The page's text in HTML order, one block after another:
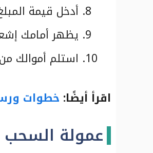
أدخل قيمة
يظهر أمامك
استلم أموالك
اقرأ أيضًا: خطوات
عمولة السحب